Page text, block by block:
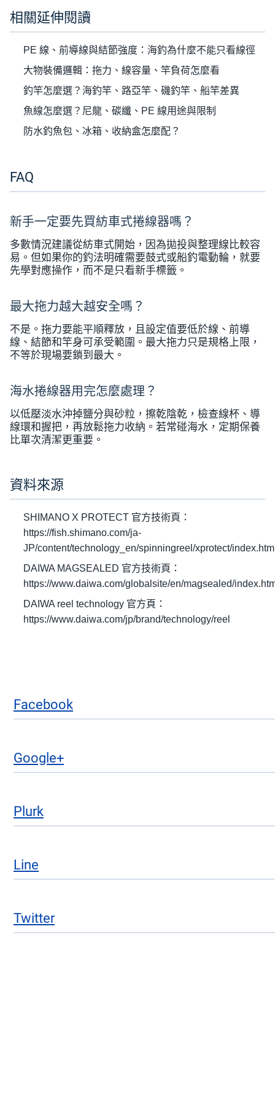
相關延伸閱讀
PE 線、前導線與結節強度：海釣為什麼不能只看線徑
大物裝備邏輯：拖力、線容量、竿負荷怎麼看
釣竿怎麼選？海釣竿、路亞竿、磯釣竿、船竿差異
魚線怎麼選？尼龍、碳纖、PE 線用途與限制
防水釣魚包、冰箱、收納盒怎麼配？
FAQ
新手一定要先買紡車式捲線器嗎？
多數情況建議從紡車式開始，因為拋投與整理線比較容
易。但如果你的釣法明確需要鼓式或船釣電動輪，就要
先學對應操作，而不是只看新手標籤。
最大拖力越大越安全嗎？
不是。拖力要能平順釋放，且設定值要低於線、前導
線、結節和竿身可承受範圍。最大拖力只是規格上限，
不等於現場要鎖到最大。
海水捲線器用完怎麼處理？
以低壓淡水沖掉鹽分與砂粒，擦乾陰乾，檢查線杯、導
線環和握把，再放鬆拖力收納。若常碰海水，定期保養
比單次清潔更重要。
資料來源
SHIMANO X PROTECT 官方技術頁：
https://fish.shimano.com/ja-
JP/content/technology_en/spinningreel/xprotect/
DAIWA MAGSEALED 官方技術頁：
https://www.daiwa.com/globalsite/en/magsealed/
DAIWA reel technology 官方頁：
https://www.daiwa.com/jp/brand/technology/reel
Facebook
Google+
Plurk
Line
Twitter